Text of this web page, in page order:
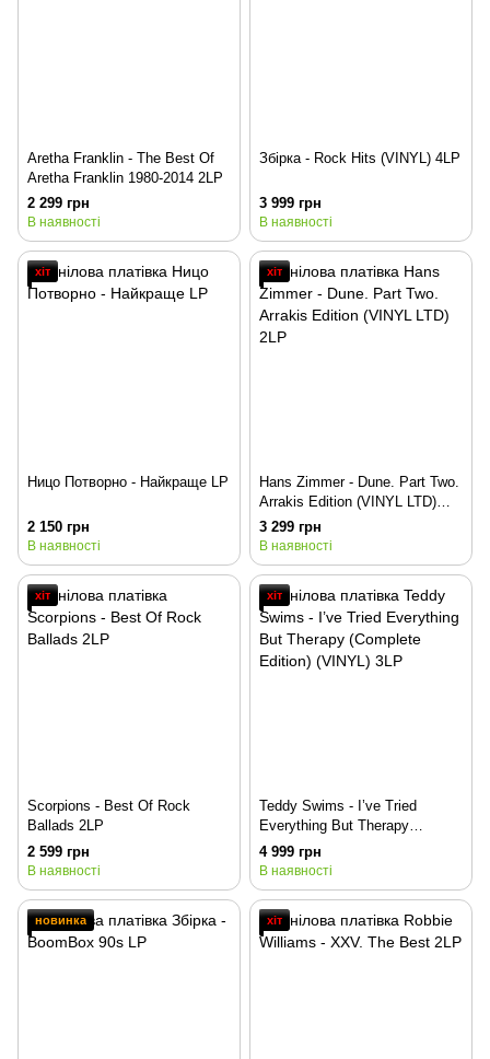
Aretha Franklin - The Best Of
Aretha Franklin 1980-2014 2LP
2 299 грн
В наявності
Збірка - Rock Hits (VINYL) 4LP
3 999 грн
В наявності
хіт
Ницо Потворно - Найкраще LP
2 150 грн
В наявності
хіт
Hans Zimmer - Dune. Part Two.
Arrakis Edition (VINYL LTD)
2LP
3 299 грн
В наявності
хіт
Scorpions - Best Of Rock
Ballads 2LP
2 599 грн
В наявності
хіт
Teddy Swims - I’ve Tried
Everything But Therapy
(Complete Edition) (VINYL) 3LP
4 999 грн
В наявності
новинка хіт